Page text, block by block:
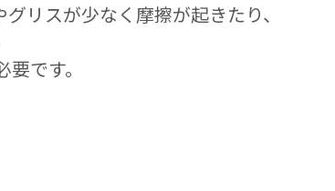
リスが少なく摩擦が起きたり、
です。